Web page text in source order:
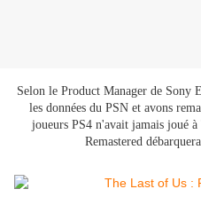
Selon le Product Manager de Sony
les données du PSN et avons
joueurs PS4 n'avait jamais joué
Remastered